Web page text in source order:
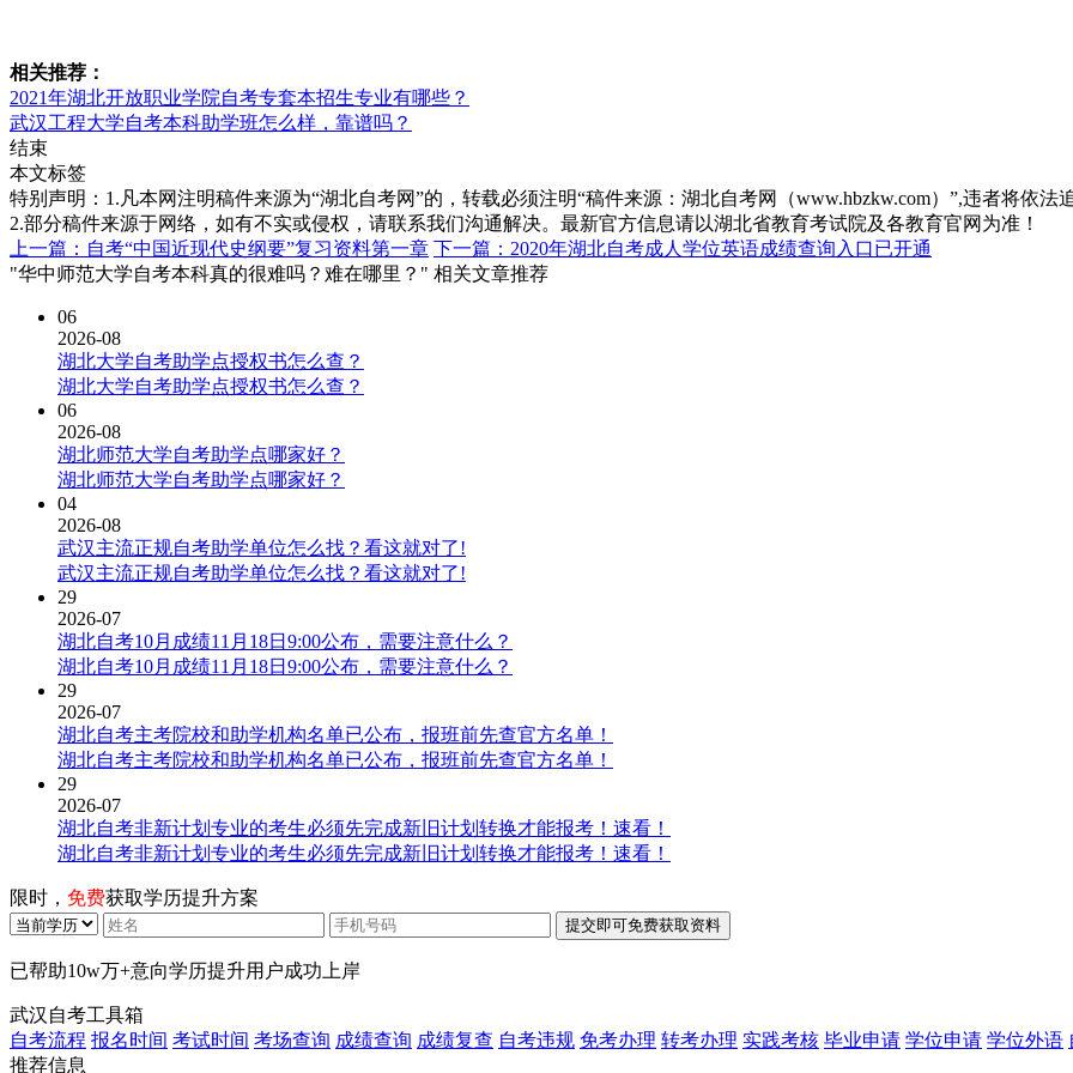
相关推荐：
2021年湖北开放职业学院自考专套本招生专业有哪些？
武汉工程大学自考本科助学班怎么样，靠谱吗？
结束
本文标签
特别声明：1.凡本网注明稿件来源为“湖北自考网”的，转载必须注明“稿件来源：湖北自考网（www.hbzkw.com）”,违者将依法
2.部分稿件来源于网络，如有不实或侵权，请联系我们沟通解决。最新官方信息请以湖北省教育考试院及各教育官网为准！
上一篇：自考“中国近现代史纲要”复习资料第一章 下一篇：2020年湖北自考成人学位英语成绩查询入口已开通
"华中师范大学自考本科真的很难吗？难在哪里？" 相关文章推荐
06
2026-08
湖北大学自考助学点授权书怎么查？
湖北大学自考助学点授权书怎么查？
06
2026-08
湖北师范大学自考助学点哪家好？
湖北师范大学自考助学点哪家好？
04
2026-08
武汉主流正规自考助学单位怎么找？看这就对了!
武汉主流正规自考助学单位怎么找？看这就对了!
29
2026-07
湖北自考10月成绩11月18日9:00公布，需要注意什么？
湖北自考10月成绩11月18日9:00公布，需要注意什么？
29
2026-07
湖北自考主考院校和助学机构名单已公布，报班前先查官方名单！
湖北自考主考院校和助学机构名单已公布，报班前先查官方名单！
29
2026-07
湖北自考非新计划专业的考生必须先完成新旧计划转换才能报考！速看！
湖北自考非新计划专业的考生必须先完成新旧计划转换才能报考！速看！
限时， 免费获取学历提升方案
已帮助10w万+意向学历提升用户成功上岸
武汉自考工具箱
自考流程 报名时间 考试时间 考场查询 成绩查询 成绩复查 自考违规 免考办理 转考办理 实践考核 毕业申请 学位申请 学位外语
推荐信息